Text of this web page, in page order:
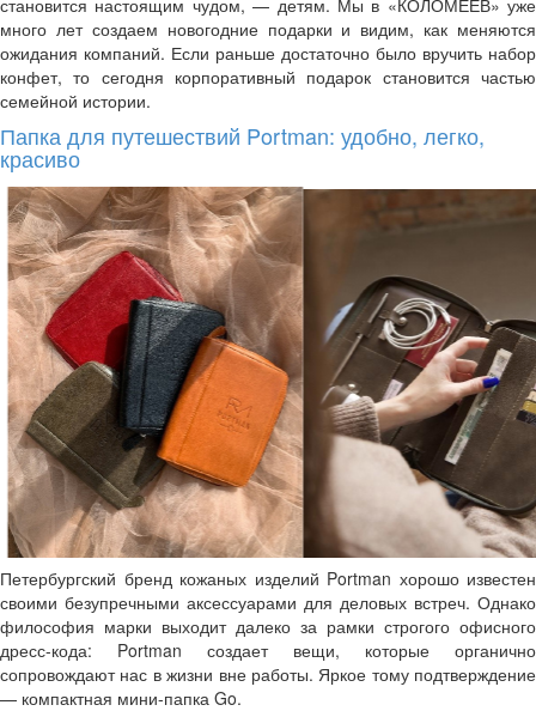
становится настоящим чудом, — детям. Мы в «КОЛОМЕЕВ» уже
много лет создаем новогодние подарки и видим, как меняются
ожидания компаний. Если раньше достаточно было вручить набор
конфет, то сегодня корпоративный подарок становится частью
семейной истории.
Папка для путешествий Portman: удобно, легко,
красиво
Петербургский бренд кожаных изделий Portman хорошо известен
своими безупречными аксессуарами для деловых встреч. Однако
философия марки выходит далеко за рамки строгого офисного
дресс-кода: Portman создает вещи, которые органично
сопровождают нас в жизни вне работы. Яркое тому подтверждение
— компактная мини-папка Go.